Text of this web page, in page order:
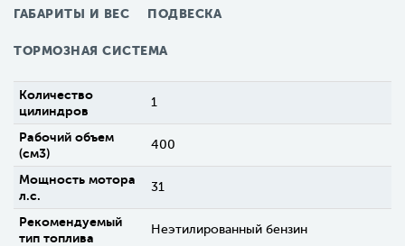
ГАБАРИТЫ И ВЕС ПОДВЕСКА
ТОРМОЗНАЯ СИСТЕМА
Количество
цилиндров
1
Рабочий объем
(см3)
400
Мощность мотора
л.с.
31
Рекомендуемый
тип топлива
Неэтилированный бензин